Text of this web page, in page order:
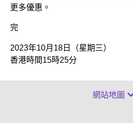
更多優惠。
完
2023年10月18日（星期三）
香港時間15時25分
網站地圖